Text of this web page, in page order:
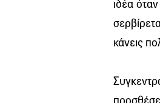
ιδέα
κάνεις